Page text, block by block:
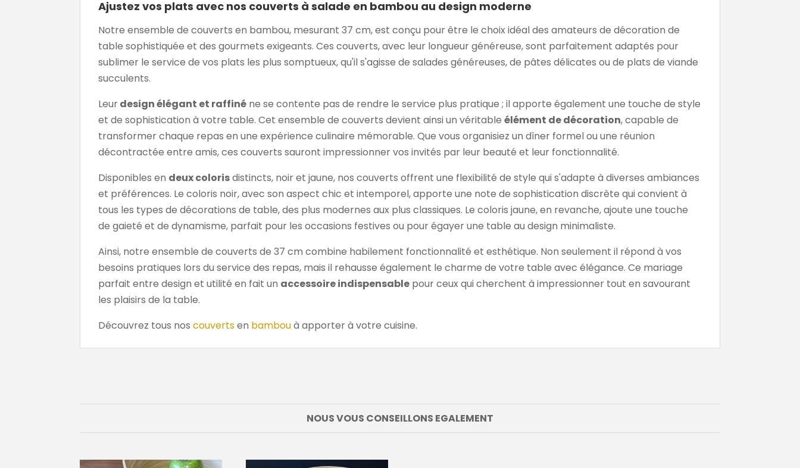
Ajustez vos plats avec nos couverts à salade en bambou au design moderne
Notre ensemble de couverts en bambou, mesurant 37 cm, est conçu pour être le choix idéal des amateurs de décoration de
table sophistiquée et des gourmets exigeants. Ces couverts, avec leur longueur généreuse, sont parfaitement adaptés pour
sublimer le service de vos plats les plus somptueux, qu'il s'agisse de salades généreuses, de pâtes délicates ou de plats de viande
succulents.
Leurdesign élégant et raffiné ne se contente pas de rendre le service plus pratique ; il apporte également une touche de style
et de sophistication à votre table. Cet ensemble de couverts devient ainsi un véritableélément de décoration, capable de
transformer chaque repas en une expérience culinaire mémorable. Que vous organisiez un dîner formel ou une réunion
décontractée entre amis, ces couverts sauront impressionner vos invités par leur beauté et leur fonctionnalité.
Disponibles en deux colorisdistincts, noir et jaune, nos couverts offrent une flexibilité de style qui s'adapte à diverses ambiances
et préférences. Le coloris noir, avec son aspect chic et intemporel, apporte une note de sophistication discrète qui convient à
tous les types de décorations de table, des plus modernes aux plus classiques. Le coloris jaune, en revanche, ajoute une touche
de gaieté et de dynamisme, parfait pour les occasions festives ou pour égayer une table au design minimaliste.
Ainsi, notre ensemble de couverts de 37 cm combine habilement fonctionnalité et esthétique. Non seulement il répond à vos
besoins pratiques lors du service des repas, mais il rehausse également le charme de votre table avec élégance. Ce mariage
parfait entre design et utilité en fait un accessoire indispensable pour ceux qui cherchent à impressionner tout en savourant
les plaisirs de la table.
Découvrez tous noscouvertsen bambouà apporter à votre cuisine.
NOUS VOUS CONSEILLONS EGALEMENT